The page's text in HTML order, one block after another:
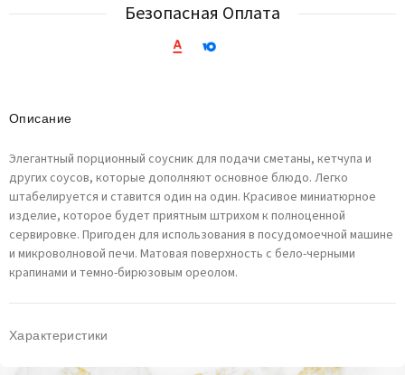
Безопасная Оплата
Описание
Элегантный порционный соусник для подачи сметаны, кетчупа и
других соусов, которые дополняют основное блюдо. Легко
штабелируется и ставится один на один. Красивое миниатюрное
изделие, которое будет приятным штрихом к полноценной
сервировке. Пригоден для использования в посудомоечной машине
и микроволновой печи. Матовая поверхность с бело-черными
крапинами и темно-бирюзовым ореолом.
Характеристики